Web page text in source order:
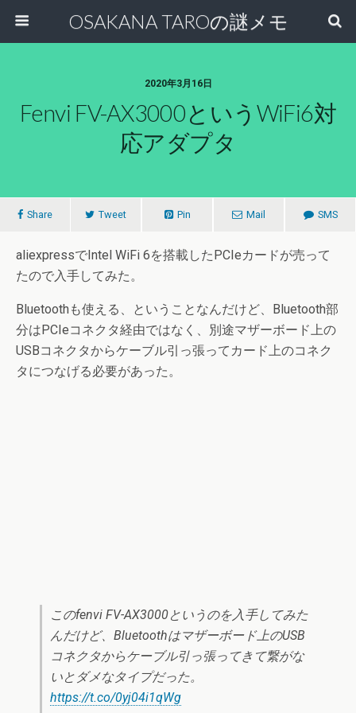
OSAKANA TAROの謎メモ
2020年3月16日
Fenvi FV-AX3000というWiFi6対
応アダプタ
Share Tweet Pin Mail SMS
aliexpressでIntel WiFi 6を搭載したPCIeカードが売って
たので入手してみた。
Bluetoothも使える、ということなんだけど、Bluetooth部
分はPCIeコネクタ経由ではなく、別途マザーボード上の
USBコネクタからケーブル引っ張ってカード上のコネク
タにつなげる必要があった。
このfenvi FV-AX3000というのを入手してみた
んだけど、Bluetoothはマザーボード上のUSB
コネクタからケーブル引っ張ってきて繋がな
いとダメなタイプだった。
https://t.co/0yj04i1qWg